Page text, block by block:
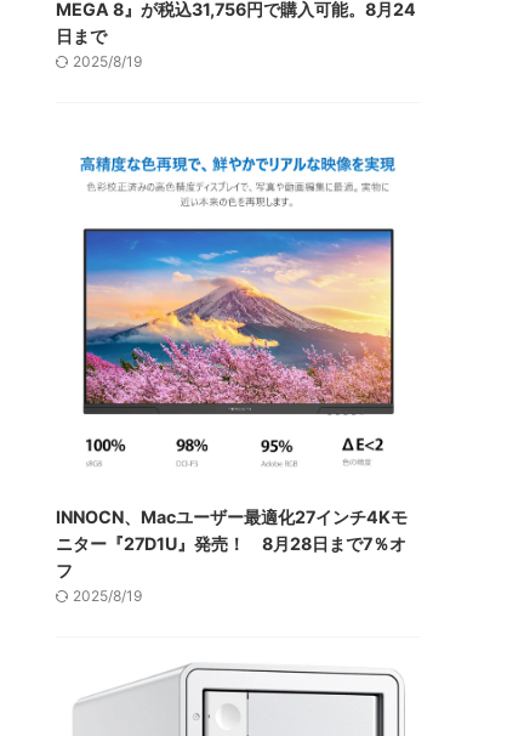
MEGA 8』が税込31,756円で購入可能。8月24
日まで
2025/8/19
INNOCN、Macユーザー最適化27インチ4Kモ
ニター『27D1U』発売！ 8月28日まで7％オ
フ
2025/8/19